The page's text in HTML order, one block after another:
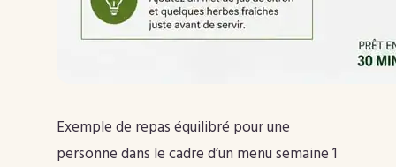
Exemple de repas équilibré pour une
personne dans le cadre d’un menu semaine 1